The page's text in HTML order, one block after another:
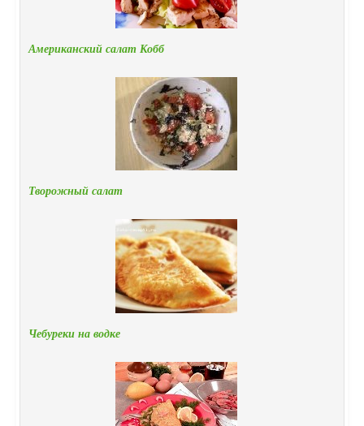
Американский салат Кобб
Творожный салат
Чебуреки на водке